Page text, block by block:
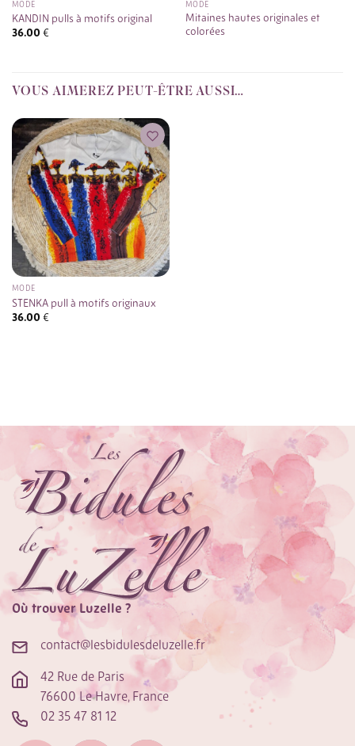
MODE
KANDIN pulls à motifs original
36.00 €
MODE
Mitaines hautes originales et
colorées
VOUS AIMEREZ PEUT-ÊTRE AUSSI…
MODE
STENKA pull à motifs originaux
36.00 €
Où trouver Luzelle ?
contact@lesbidulesdeluzelle.fr
42 Rue de Paris
76600 Le Havre, France
02 35 47 81 12